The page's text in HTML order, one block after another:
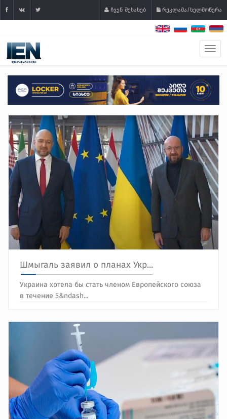
ჩვენ შესახებ რეკლამა/ხელმოწერა
Шмыгаль заявил о планах Укр...
Украина хотела бы стать членом Европейского союза
в течение 5&ndash...